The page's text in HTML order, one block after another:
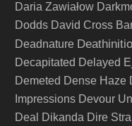
Daria Zawiałow
Dodds David Cross
Deadnature
Decapitated Delayed
Demeted Dense Haze
Impressions Devour
Deal
Dikanda Dire